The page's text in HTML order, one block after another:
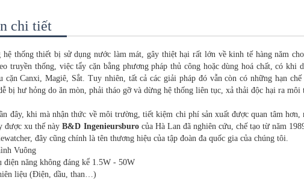
chi tiết
hệ thống thiết bị sử dụng nước làm mát, gây thiệt hại rất lớn về kinh tế hàng năm
truyền thống, việc tẩy cặn bằng phương pháp thủ công hoặc dùng hoá chất, có
cặn Canxi, Magiê, Sắt. Tuy nhiên, tất cả các giải pháp đó vẫn còn có những hạn
bị hư hỏng do ăn mòn, phải tháo gỡ và dừng hệ thống liên tục, xả thải độc hại ra
đây, khi mà nhận thức về môi trường, tiết kiệm chi phí sản xuất được quan tâm
được xu thế nàyB&D Ingenieursburocủa Hà Lan đã nghiên cứu, chế tạo từ năm
đây cũng chính là tên thương hiệu của tập đoàn đa quốc gia của chúng tôi.
Vuông
năng không đáng kể 1.5W - 50W
liệu (Điện, dầu, than…)